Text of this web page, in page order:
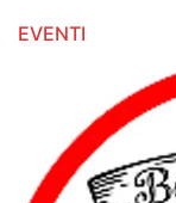
Hockey
EVENTI